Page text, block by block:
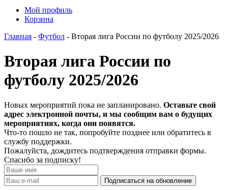
Мой профиль
Корзина
Главная - Футбол - Вторая лига России по футболу 2025/2026
Вторая лига России по
футболу 2025/2026
Новых мероприятий пока не запланировано. Оставьте свой
адрес электронной почты, и мы сообщим вам о будущих
мероприятиях, когда они появятся.
Что-то пошло не так, попробуйте позднее или обратитесь в
службу поддержки.
Пожалуйста, дождитесь подтверждения отправки формы.
Спасибо за подписку!
Подписаться на обновление